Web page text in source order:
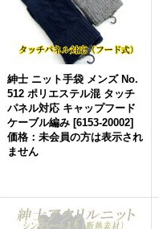
紳士 ニット手袋 メンズ No.
512 ポリエステル混 タッチ
パネル対応 キャップフード
ケーブル編み [6153-20002]
価格：未会員の方は表示され
ません